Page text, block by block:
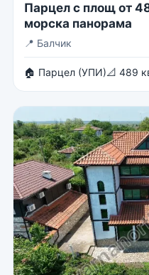
Парцел с площ от
морска панорама
📍 Балчик
🏠 Парцел (УПИ)📐 489